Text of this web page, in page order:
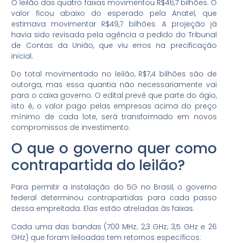
O leilão das quatro faixas movimentou R$46,7 bilhões. O
valor ficou abaixo do esperado pela Anatel, que
estimava movimentar R$49,7 bilhões. A projeção já
havia sido revisada pela agência a pedido do Tribunal
de Contas da União, que viu erros na precificação
inicial.
Do total movimentado no leilão, R$7,4 bilhões são de
outorga, mas essa quantia não necessariamente vai
para o caixa governo. O edital prevê que parte do ágio,
isto é, o valor pago pelas empresas acima do preço
mínimo de cada lote, será transformado em novos
compromissos de investimento.
O que o governo quer como
contrapartida do leilão?
Para permitir a instalação do 5G no Brasil, o governo
federal determinou contrapartidas para cada passo
dessa empreitada. Elas estão atreladas às faixas.
Cada uma das bandas (700 MHz; 2,3 GHz; 3,5 GHz e 26
GHz) que foram leiloadas tem retornos específicos: